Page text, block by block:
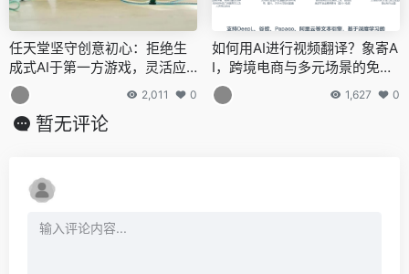
任天堂坚守创意初心：拒绝生
成式AI于第一方游戏，灵活应
对技术浪潮
2,011 0
如何用AI进行视频翻译？象寄A
I，跨境电商与多元场景的免费
视频翻译神器
1,627 0
暂无评论